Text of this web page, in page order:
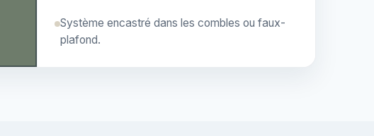
Système encastré dans les combles ou faux-
plafond.